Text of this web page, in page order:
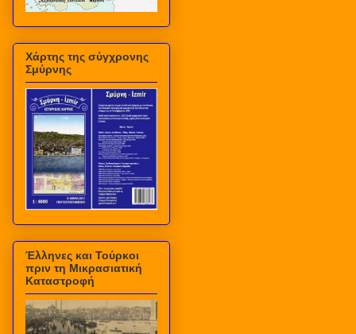
Χάρτης της σύγχρονης
Σμύρνης
Έλληνες και Τούρκοι
πριν τη Μικρασιατική
Καταστροφή